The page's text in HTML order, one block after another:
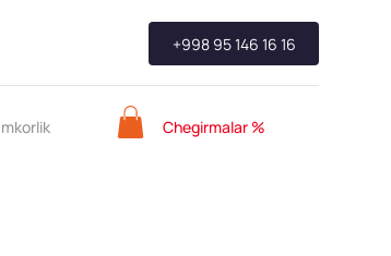
+998 95 146 16 16
Chegirmalar %